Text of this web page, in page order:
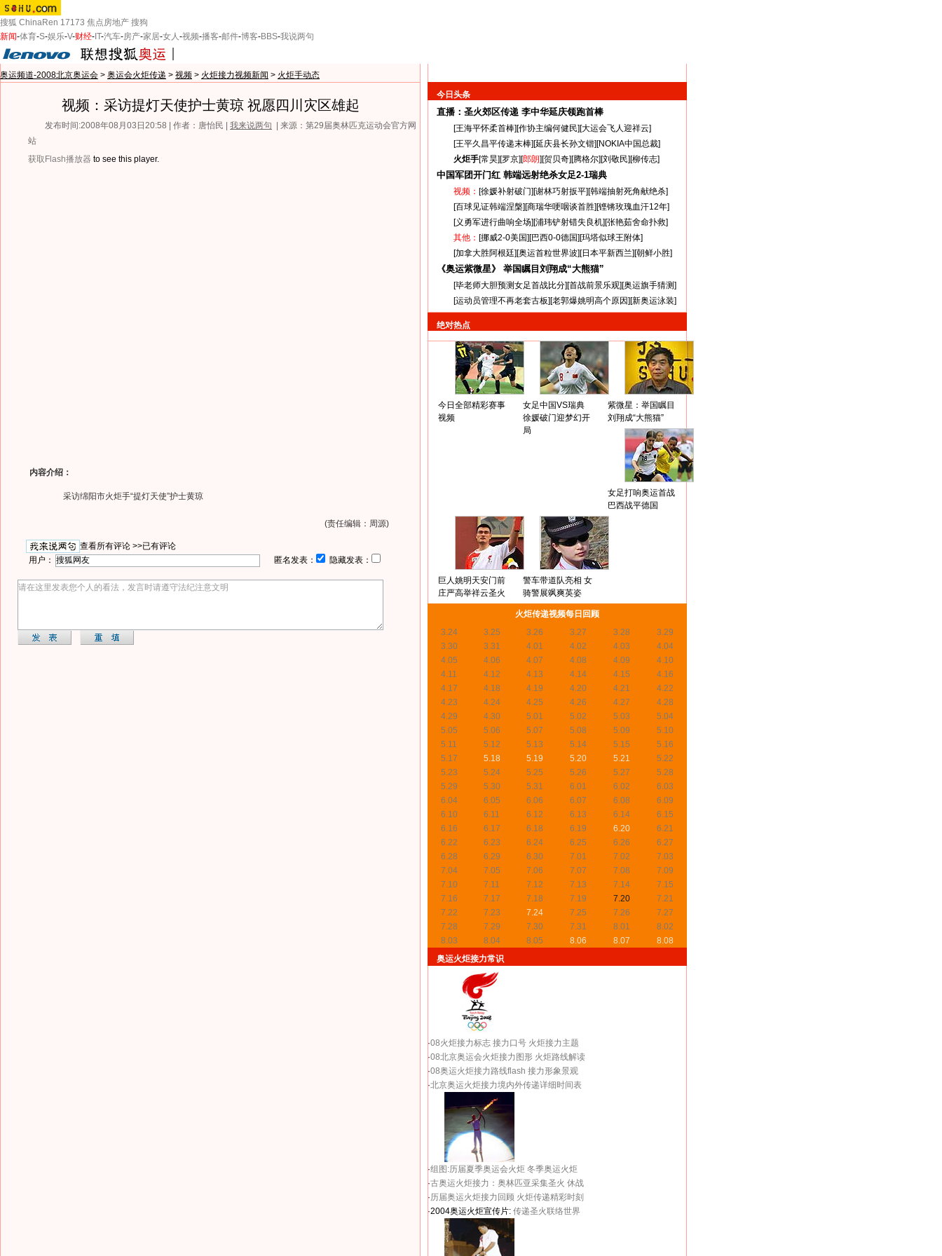
搜狐 ChinaRen 17173 焦点房地产 搜狗
新闻-体育-S-娱乐-V-财经- IT-汽车-房产-家居-女人-视频-播客-邮件-博客-BBS-我说两句
奥运频道-2008北京奥运会 > 奥运会火炬传递 > 视频 > 火炬接力视频新闻 > 火炬手动态
视频：采访提灯天使护士黄琼 祝愿四川灾区雄起
发布时间:2008年08月03日20:58 | 作者：唐怡民 | 我来说两句
| 来源：第29届奥林匹克运动会官方网
站
获取Flash播放器 to see this player.
内容介绍：
采访绵阳市火炬手“提灯天使”护士黄琼
(责任编辑：周源)
查看所有评论 >>已有评论
用户：
匿名发表： 隐藏发表：
今日头条
直播：圣火郊区传递 李中华延庆领跑首棒
[王海平怀柔首棒][作协主编何健民][大运会飞人迎祥云]
[王平久昌平传递末棒][延庆县长孙文锴][NOKIA中国总裁]
火炬手[常昊][罗京][郎朗][贺贝奇][腾格尔][刘敬民][柳传志]
中国军团开门红 韩端远射绝杀女足2-1瑞典
视频： [徐媛补射破门][谢林巧射扳平][韩端抽射死角献绝杀]
[百球见证韩端涅槃][商瑞华哽咽谈首胜][铿锵玫瑰血汗12年]
[义勇军进行曲响全场][浦玮铲射错失良机][张艳茹舍命扑救]
其他： [挪威2-0美国][巴西0-0德国][玛塔似球王附体]
[加拿大胜阿根廷][奥运首粒世界波][日本平新西兰][朝鲜小胜]
《奥运紫微星》 举国瞩目刘翔成“大熊猫”
[毕老师大胆预测女足首战比分][首战前景乐观][奥运旗手猜测]
[运动员管理不再老套古板][老郭爆姚明高个原因][新奥运泳装]
绝对热点
今日全部精彩赛事
视频
女足中国VS瑞典
徐媛破门迎梦幻开
局
紫微星：举国瞩目
刘翔成“大熊猫”
女足打响奥运首战
巴西战平德国
巨人姚明天安门前
庄严高举祥云圣火
警车带道队亮相 女
骑警展飒爽英姿
火炬传递视频每日回顾
3.24
3.25 3.26 3.27 3.28
3.29
3.30
3.31 4.01 4.02 4.03
4.04
4.05
4.06 4.07 4.08 4.09
4.10
4.11
4.12 4.13 4.14 4.15
4.16
4.17
4.18 4.19 4.20 4.21
4.22
4.23
4.24 4.25 4.26 4.27
4.28
4.29
4.30 5.01 5.02 5.03
5.04
5.05
5.06 5.07 5.08 5.09
5.10
5.11
5.12 5.13 5.14 5.15
5.16
5.17
5.18 5.19 5.20 5.21
5.22
5.23
5.24 5.25 5.26 5.27
5.28
5.29
5.30 5.31 6.01 6.02
6.03
6.04
6.05 6.06 6.07 6.08
6.09
6.10
6.11 6.12 6.13 6.14
6.15
6.16
6.17 6.18 6.19 6.20
6.21
6.22
6.23 6.24 6.25 6.26
6.27
6.28
6.29 6.30 7.01 7.02
7.03
7.04
7.05 7.06 7.07 7.08
7.09
7.10
7.11 7.12 7.13 7.14
7.15
7.16
7.17 7.18 7.19 7.20
7.21
7.22
7.23 7.24 7.25 7.26
7.27
7.28
7.29 7.30 7.31 8.01
8.02
8.03
8.04 8.05 8.06 8.07
8.08
奥运火炬接力常识
·08火炬接力标志 接力口号 火炬接力主题
·08北京奥运会火炬接力图形 火炬路线解读
·08奥运火炬接力路线flash 接力形象景观
·北京奥运火炬接力境内外传递详细时间表
·组图:历届夏季奥运会火炬 冬季奥运火炬
·古奥运火炬接力：奥林匹亚采集圣火 休战
·历届奥运火炬接力回顾 火炬传递精彩时刻
·2004奥运火炬宣传片: 传递圣火联络世界